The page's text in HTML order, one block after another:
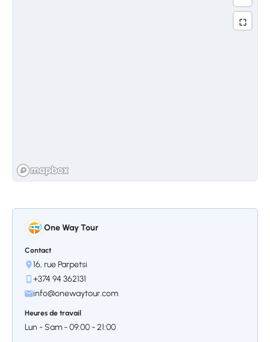
One Way Tour
Contact
16, rue Parpetsi
+374 94 362131
info@onewaytour.com
Heures de travail
Lun - Sam - 09:00 - 21:00